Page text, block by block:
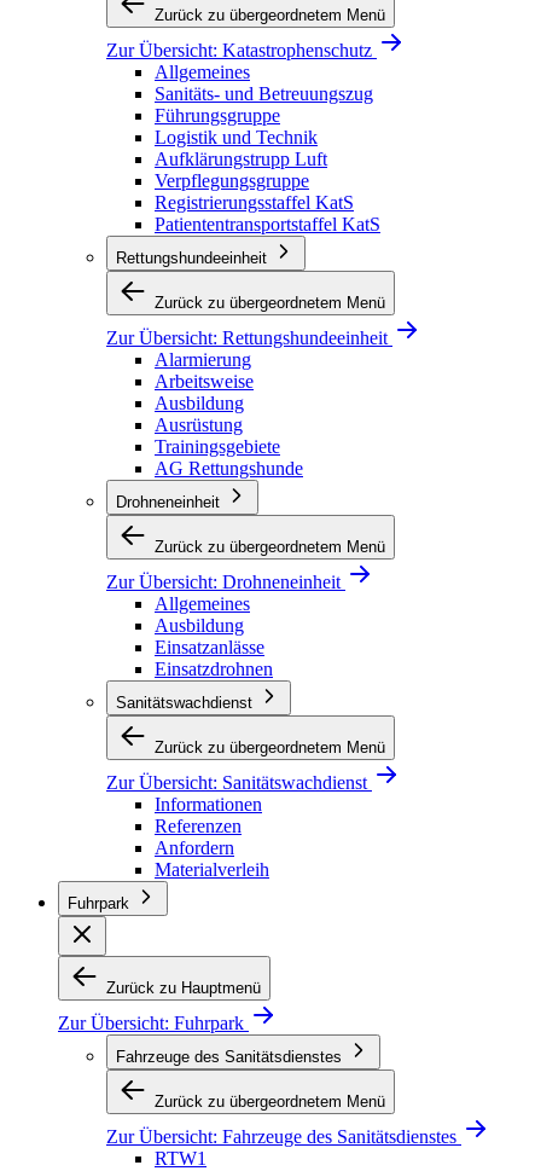
Zurück zu übergeordnetem Menü
Zur Übersicht: Katastrophenschutz
Allgemeines
Sanitäts- und Betreuungszug
Führungsgruppe
Logistik und Technik
Aufklärungstrupp Luft
Verpflegungsgruppe
Registrierungsstaffel KatS
Patiententransportstaffel KatS
Rettungshundeeinheit
Zurück zu übergeordnetem Menü
Zur Übersicht: Rettungshundeeinheit
Alarmierung
Arbeitsweise
Ausbildung
Ausrüstung
Trainingsgebiete
AG Rettungshunde
Drohneneinheit
Zurück zu übergeordnetem Menü
Zur Übersicht: Drohneneinheit
Allgemeines
Ausbildung
Einsatzanlässe
Einsatzdrohnen
Sanitätswachdienst
Zurück zu übergeordnetem Menü
Zur Übersicht: Sanitätswachdienst
Informationen
Referenzen
Anfordern
Materialverleih
Fuhrpark
Zurück zu Hauptmenü
Zur Übersicht: Fuhrpark
Fahrzeuge des Sanitätsdienstes
Zurück zu übergeordnetem Menü
Zur Übersicht: Fahrzeuge des Sanitätsdienstes
RTW1